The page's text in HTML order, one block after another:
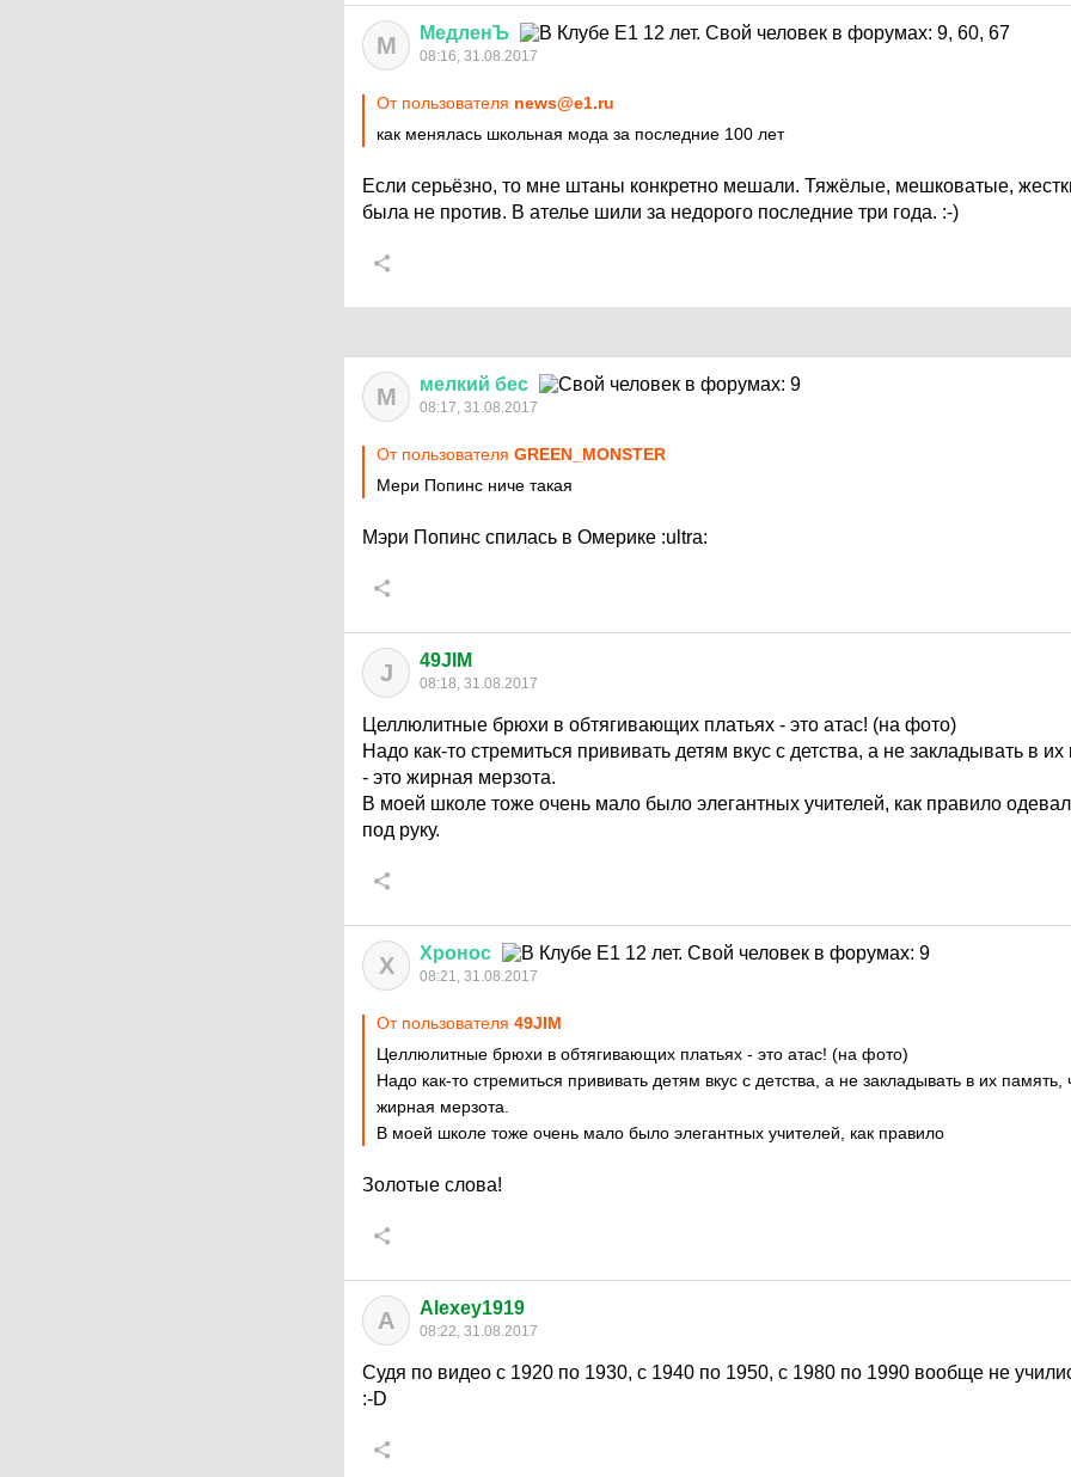
М МедленЪ
08:16, 31.08.2017
От пользователя news@e1.ru
как менялась школьная мода за последние 100 лет
Если серьёзно, то мне штаны конкретно мешали. Тяжёлые, мешковатые,
была не против. В ателье шили за недорого последние три года. :-)
М мелкий бес
08:17, 31.08.2017
От пользователя GREEN_MONSTER
Мери Попинс ниче такая
Мэри Попинс спилась в Омерике :ultra:
J 49JIM
08:18, 31.08.2017
Целлюлитные брюхи в обтягивающих платьях - это атас! (на фото)
Надо как-то стремиться прививать детям вкус с детства, а не закладывать в их
- это жирная мерзота.
В моей школе тоже очень мало было элегантных учителей, как правило
под руку.
Х Хронос
08:21, 31.08.2017
От пользователя 49JIM
Целлюлитные брюхи в обтягивающих платьях - это атас! (на фото)
Надо как-то стремиться прививать детям вкус с детства, а не закладывать в их память,
жирная мерзота.
В моей школе тоже очень мало было элегантных учителей, как правило
Золотые слова!
A Alexey1919
08:22, 31.08.2017
Судя по видео с 1920 по 1930, с 1940 по 1950, с 1980 по 1990 вообще не
:-D